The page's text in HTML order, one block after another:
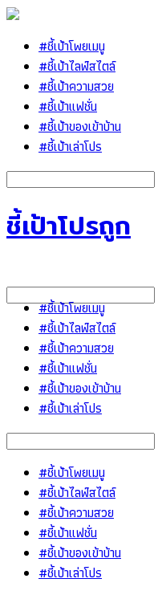
#ชี้เป้าโพยเมนู
#ชี้เป้าไลฟ์สไตล์
#ชี้เป้าความสวย
#ชี้เป้าแฟชั่น
#ชี้เป้าของเข้าบ้าน
#ชี้เป้าเล่าโปร
ชี้เป้าโปรถูก
#ชี้เป้าโพยเมนู
#ชี้เป้าไลฟ์สไตล์
#ชี้เป้าความสวย
#ชี้เป้าแฟชั่น
#ชี้เป้าของเข้าบ้าน
#ชี้เป้าเล่าโปร
#ชี้เป้าโพยเมนู
#ชี้เป้าไลฟ์สไตล์
#ชี้เป้าความสวย
#ชี้เป้าแฟชั่น
#ชี้เป้าของเข้าบ้าน
#ชี้เป้าเล่าโปร